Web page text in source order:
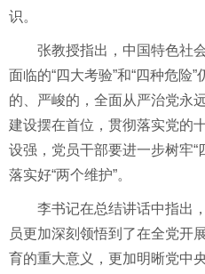
识。
张教授指出，中国特色社
面临的“四大考验”和“四种危险
的、严峻的，全面从严治党永
建设摆在首位，贯彻落实党的
设强，党员干部要进一步树牢“
落实好“两个维护”。
李书记在总结讲话中指出
员更加深刻领悟到了在全党开
育的重大意义，更加明晰党中